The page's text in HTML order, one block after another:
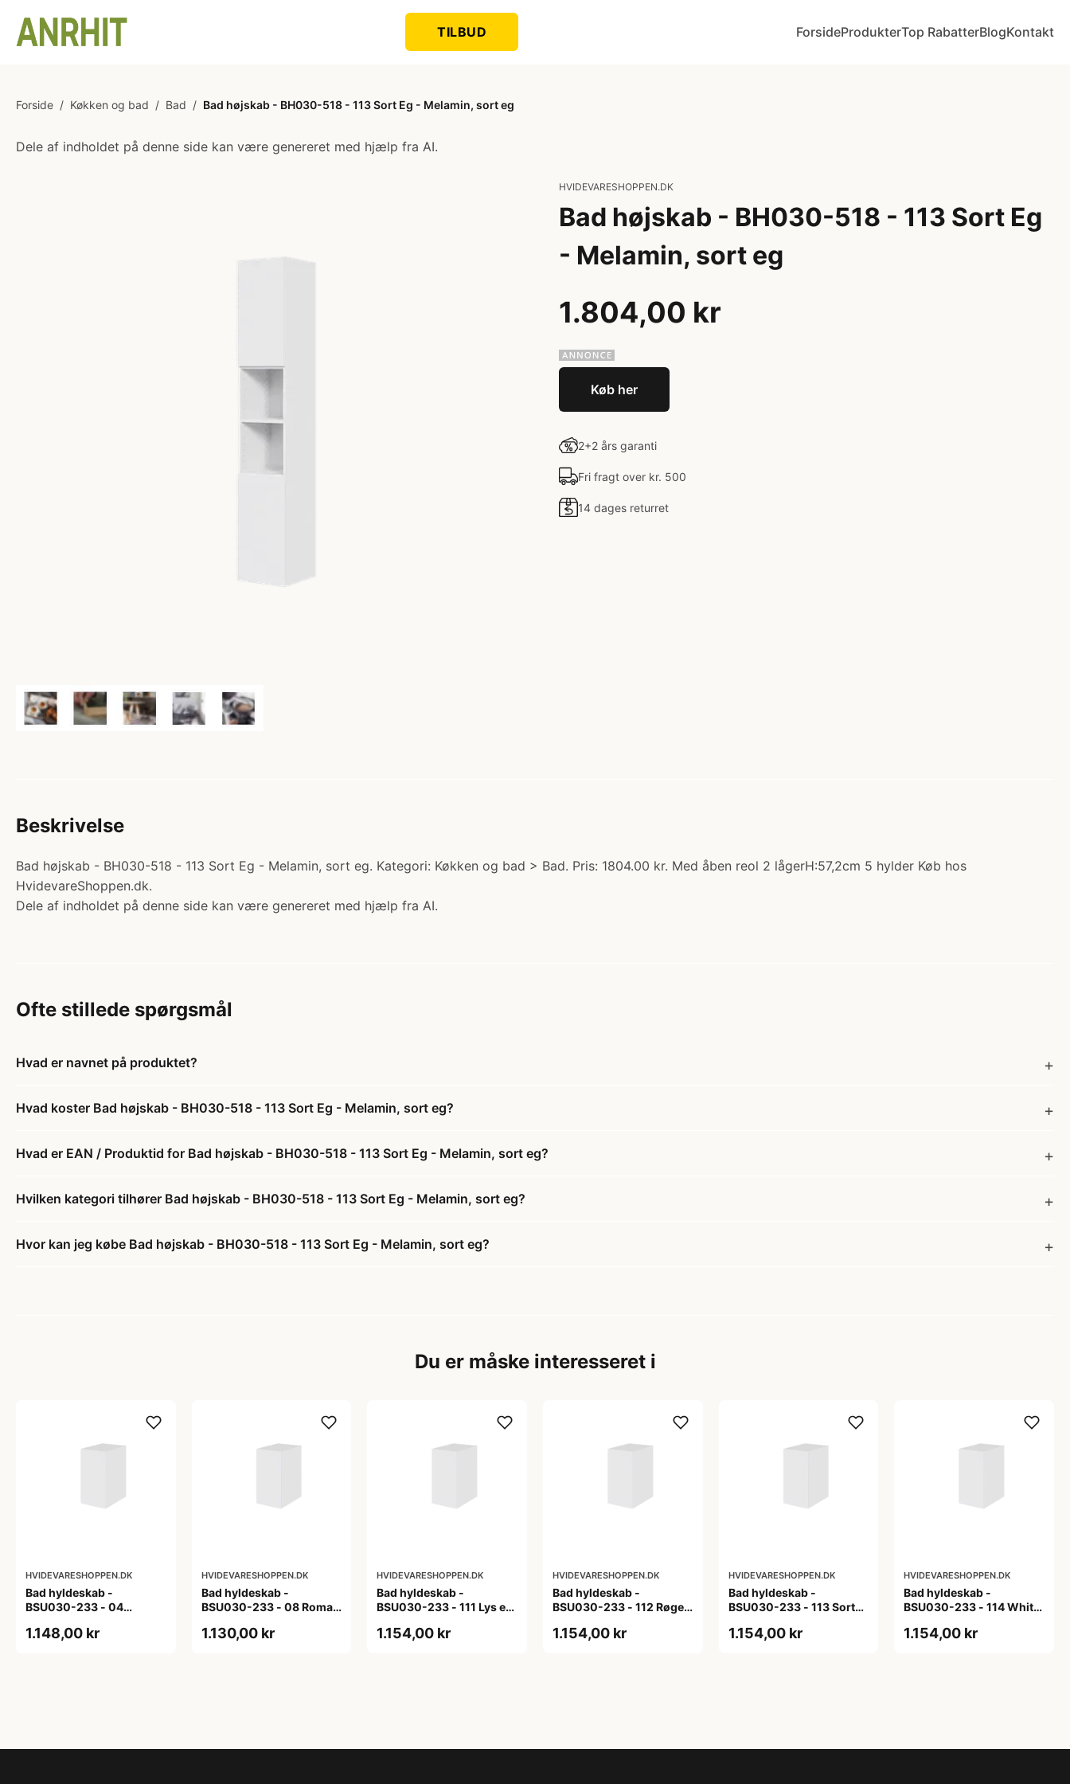
TILBUD ForsideProdukterTop RabatterBlogKontakt
Forside / Køkken og bad / Bad / Bad højskab - BH030-518 - 113 Sort Eg - Melamin, sort eg
Dele af indholdet på denne side kan være genereret med hjælp fra AI.
HVIDEVARESHOPPEN.DK
Bad højskab - BH030-518 - 113 Sort Eg
- Melamin, sort eg
1.804,00 kr
Køb her
2+2 års garanti
Fri fragt over kr. 500
14 dages returret
Beskrivelse
Bad højskab - BH030-518 - 113 Sort Eg - Melamin, sort eg. Kategori: Køkken og bad > Bad. Pris: 1804.00 kr. Med åben reol 2 lågerH:57,2cm 5 hylder Køb hos
HvidevareShoppen.dk.
Dele af indholdet på denne side kan være genereret med hjælp fra AI.
Ofte stillede spørgsmål
Hvad er navnet på produktet?
Hvad koster Bad højskab - BH030-518 - 113 Sort Eg - Melamin, sort eg?
Hvad er EAN / Produktid for Bad højskab - BH030-518 - 113 Sort Eg - Melamin, sort eg?
Hvilken kategori tilhører Bad højskab - BH030-518 - 113 Sort Eg - Melamin, sort eg?
Hvor kan jeg købe Bad højskab - BH030-518 - 113 Sort Eg - Melamin, sort eg?
Du er måske interesseret i
HVIDEVARESHOPPEN.DK
Bad hyldeskab -
BSU030-233 - 04
1.148,00 kr
HVIDEVARESHOPPEN.DK
Bad hyldeskab -
BSU030-233 - 08 Roma -
1.130,00 kr
HVIDEVARESHOPPEN.DK
Bad hyldeskab -
BSU030-233 - 111 Lys eg
1.154,00 kr
HVIDEVARESHOPPEN.DK
Bad hyldeskab -
BSU030-233 - 112 Røget
1.154,00 kr
HVIDEVARESHOPPEN.DK
Bad hyldeskab -
BSU030-233 - 113 Sort
1.154,00 kr
HVIDEVARESHOPPEN.DK
Bad hyldeskab -
BSU030-233 - 114 White
ABS-kant
1.154,00 kr